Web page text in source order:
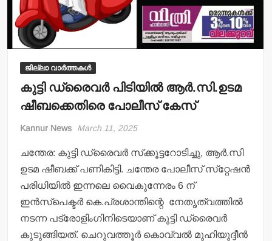
ജില്ലാ വാർത്തകൾ
കുട്ടി ഡ്രൈവര്‍ പിടിയില്‍ ആര്‍.സി.ഉടമ
ഷീബക്കെതിരെ പോലീസ് കേസ്
Kannur News March 11, 2025
ചന്തേര: കുട്ടി ഡ്രൈവര്‍ സ്‌ക്കൂട്ടറോടിച്ചു, ആര്‍.സി
ഉടമ ഷീബക്ക് പണികിട്ടി. ചന്തേര പോലീസ് സ്‌റ്റേഷന്‍
പരിധിയില്‍ ഇന്നലെ വൈകുന്നേരം 6 ന്
ഇന്‍സ്‌പെക്ടര്‍ കെ.പ്രശാന്തിന്റെ നേതൃത്വത്തില്‍
നടന്ന പട്രോളിംഗിനിടെയാണ് കുട്ടി ഡ്രൈവര്‍
കുടുങ്ങിയത്. ചെറുവത്തൂര്‍ കൊവ്വല്‍ മുഹിയുദ്ദീന്‍